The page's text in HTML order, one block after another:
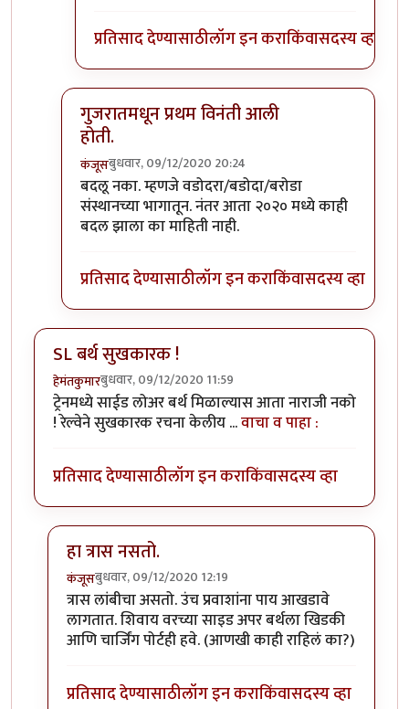
प्रतिसाद देण्यासाठीलॉग इन कराकिंवासदस्य व्हा
गुजरातमधून प्रथम विनंती आली
होती.
कंजूसबुधवार, 09/12/2020 20:24
In reply toमाथेरानची आहेच.byकंजूस
बदलू नका. म्हणजे वडोदरा/बडोदा/बरोडा
संस्थानच्या भागातून. नंतर आता २०२० मध्ये काही
बदल झाला का माहिती नाही.
प्रतिसाद देण्यासाठीलॉग इन कराकिंवासदस्य व्हा
SL बर्थ सुखकारक !
हेमंतकुमारबुधवार, 09/12/2020 11:59
ट्रेनमध्ये साईड लोअर बर्थ मिळाल्यास आता नाराजी नको
! रेल्वेने सुखकारक रचना केलीय ...वाचा व पाहा :
प्रतिसाद देण्यासाठीलॉग इन कराकिंवासदस्य व्हा
हा त्रास नसतो.
कंजूसबुधवार, 09/12/2020 12:19
In reply toSL बर्थ सुखकारक !byहेमंतकुमार
त्रास लांबीचा असतो. उंच प्रवाशांना पाय आखडावे
लागतात. शिवाय वरच्या साइड अपर बर्थला खिडकी
आणि चार्जिंग पोर्टही हवे. (आणखी काही राहिलं का?)
प्रतिसाद देण्यासाठीलॉग इन कराकिंवासदस्य व्हा